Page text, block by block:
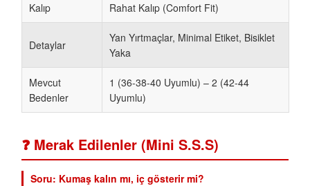
Kalıp Rahat Kalıp (Comfort Fit)
Detaylar
Yan Yırtmaçlar, Minimal Etiket, Bisiklet
Yaka
Mevcut
Bedenler
1 (36-38-40 Uyumlu) – 2 (42-44
Uyumlu)
❓ Merak Edilenler (Mini S.S.S)
Soru: Kumaş kalın mı, iç gösterir mi?